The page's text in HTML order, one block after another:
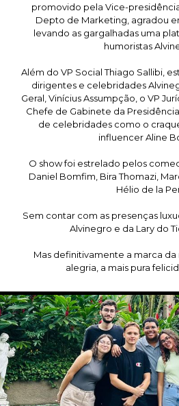
promovido pela Vice-
Depto de Marketing, agradou
levando as gargalhadas uma
humoristas
Além do VP Social Thiago Sallibi,
dirigentes e celebridades
Geral, Vinícius Assumpção, o VP
Chefe de Gabinete da
de celebridades como o
influencer Aline
O show foi estrelado pelos
Daniel Bomfim, Bira Thomazi,
Hélio de la
Sem contar com as presenças
Alvinegro e da Lary do
Mas definitivamente a marca
alegria, a mais pura